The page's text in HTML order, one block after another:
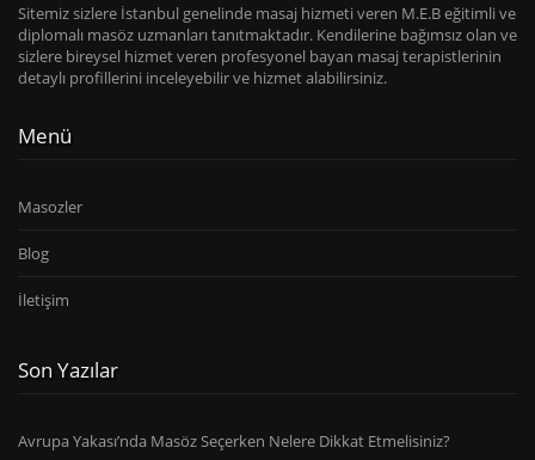
Sitemiz sizlere İstanbul genelinde masaj hizmeti veren M.E.B eğitimli ve
diplomalı masöz uzmanları tanıtmaktadır. Kendilerine bağımsız olan ve
sizlere bireysel hizmet veren profesyonel bayan masaj terapistlerinin
detaylı profillerini inceleyebilir ve hizmet alabilirsiniz.
Menü
Masozler
Blog
İletişim
Son Yazılar
Avrupa Yakası’nda Masöz Seçerken Nelere Dikkat Etmelisiniz?